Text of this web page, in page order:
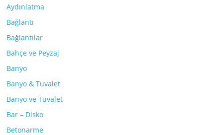
Aydınlatma
Bağlantı
Bağlantılar
Bahçe ve Peyzaj
Banyo
Banyo & Tuvalet
Banyo ve Tuvalet
Bar – Disko
Betonarme